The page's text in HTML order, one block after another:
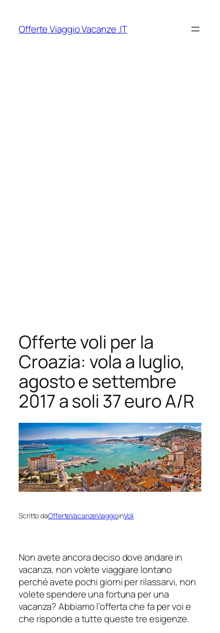
contenuto
Offerte Viaggio Vacanze .IT
Offerte voli per la
Croazia: vola a luglio,
agosto e settembre
2017 a soli 37 euro A/R
Scritto daOfferteVacanzeViaggioinVoli
Non avete ancora deciso dove andare in
vacanza, non volete viaggiare lontano
perché avete pochi giorni per rilassarvi, non
volete spendere una fortuna per una
vacanza? Abbiamo l’offerta che fa per voi e
che risponde a tutte queste tre esigenze.